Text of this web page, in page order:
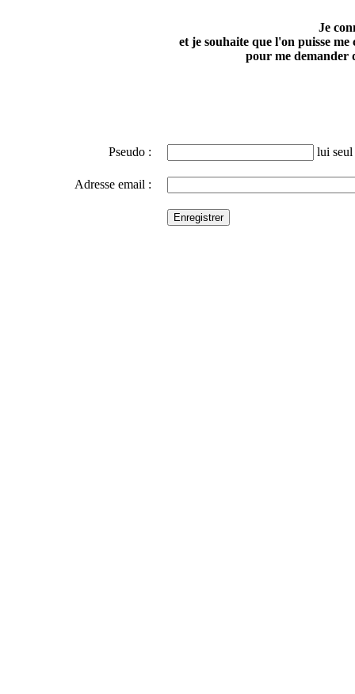
Je
et je souhaite que l'on puisse
pour me demander
Pseudo : lui seul
Adresse email :